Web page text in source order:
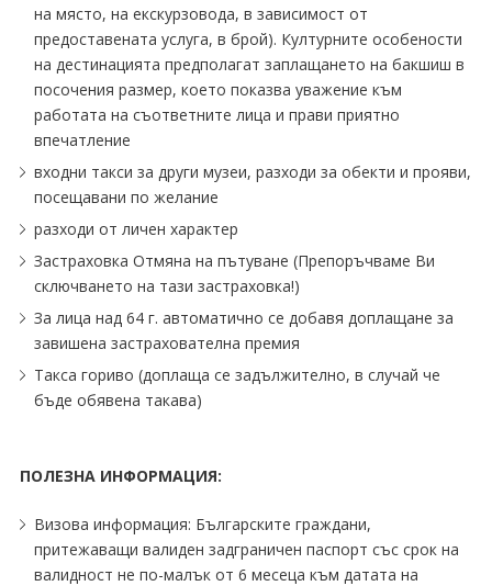
на място, на екскурзовода, в зависимост от
предоставената услуга, в брой). Културните особености
на дестинацията предполагат заплащането на бакшиш в
посочения размер, което показва уважение към
работата на съответните лица и прави приятно
впечатление
входни такси за други музеи, разходи за обекти и прояви,
посещавани по желание
разходи от личен характер
Застраховка Отмяна на пътуване (Препоръчваме Ви
сключването на тази застраховка!)
За лица над 64 г. автоматично се добавя доплащане за
завишена застрахователна премия
Такса гориво (доплаща се задължително, в случай че
бъде обявена такава)
ПОЛЕЗНА ИНФОРМАЦИЯ:
Визова информация: Българските граждани,
притежаващи валиден задграничен паспорт със срок на
валидност не по-малък от 6 месеца към датата на